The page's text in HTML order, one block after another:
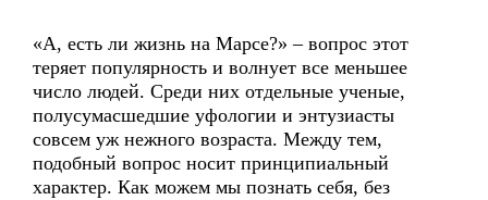
«А, есть ли жизнь на Марсе?» – вопрос этот
теряет популярность и волнует все меньшее
число людей. Среди них отдельные ученые,
полусумасшедшие уфологии и энтузиасты
совсем уж нежного возраста. Между тем,
подобный вопрос носит принципиальный
характер. Как можем мы познать себя, без